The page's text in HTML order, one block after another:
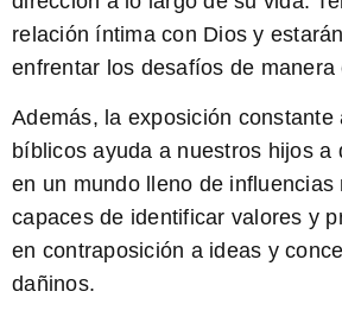
relación íntima con Dios y
enfrentar los desafíos de manera
Además, la exposición constante
bíblicos ayuda a nuestros hijos a
en un mundo lleno de influencias
capaces de identificar valores y
en contraposición a ideas y
dañinos.